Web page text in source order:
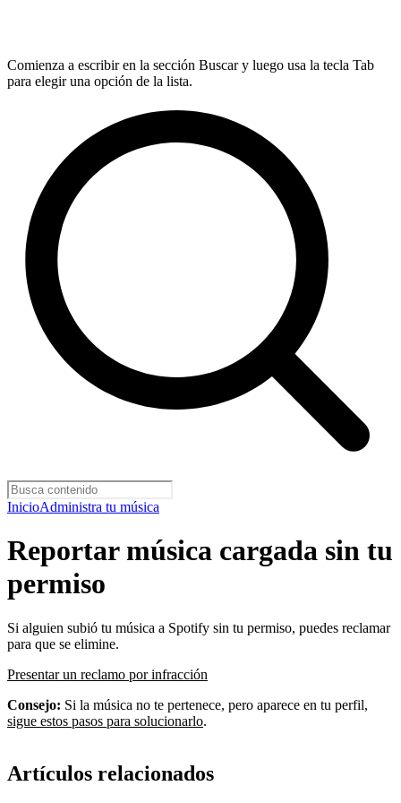
Comienza a escribir en la sección Buscar y luego usa la tecla Tab
para elegir una opción de la lista.
InicioAdministra tu música
Reportar música cargada sin tu
permiso
Si alguien subió tu música a Spotify sin tu permiso, puedes reclamar
para que se elimine.
Presentar un reclamo por infracción
Consejo: Si la música no te pertenece, pero aparece en tu perfil,
sigue estos pasos para solucionarlo.
Artículos relacionados